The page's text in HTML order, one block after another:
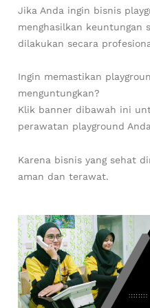
Jika Anda ingin bisnis
menghasilkan keuntungan
dilakukan secara
Ingin memastikan
menguntungkan?
Klik banner dibawah ini
perawatan playground
Karena bisnis yang sehat
aman dan terawat.